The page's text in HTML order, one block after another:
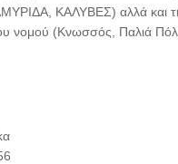
ΚΑΛΥΒΕΣ) αλλά
νομού (Κνωσσός, Παλιά